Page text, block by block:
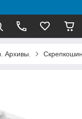
Архивы.